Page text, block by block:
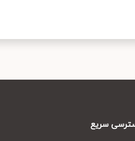
سریع